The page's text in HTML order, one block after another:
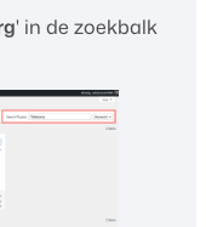
' in de zoekbalk